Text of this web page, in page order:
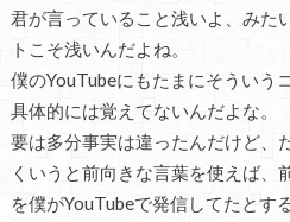
君が言っていること浅いよ、みた
トこそ浅いんだよね。
僕のYouTubeにもたまにそういう
具体的には覚えてないんだよな。
要は多分事実は違ったんだけど、
くいうと前向きな言葉を使えば、
を僕がYouTubeで発信してたとす